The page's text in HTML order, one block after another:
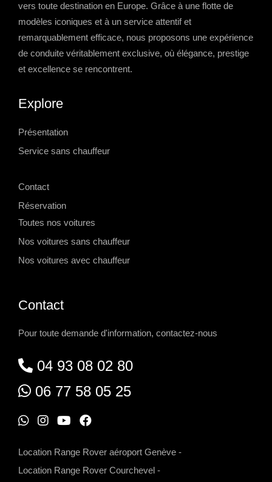
vers toute destination en Europe. Grâce à une flotte de
modèles iconiques et à un service attentif et
remarquablement efficace, nous proposons une expérience
de conduite véritablement exclusive, où élégance, prestige
et excellence se rencontrent.
Explore
Présentation
Service sans chauffeur
Contact
Réservation
Toutes nos voitures
Nos voitures sans chauffeur
Nos voitures avec chauffeur
Contact
Pour toute demande d'information, contactez-nous
04 93 08 02 80
06 77 58 05 25
W
I
Y
F
Location Range Rover aéroport Genève -
Location Range Rover Courchevel -